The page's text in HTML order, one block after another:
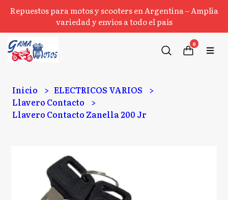
Repuestos para motos y scooters en Argentina – Amplia
variedad y envíos a todo el país
0
Inicio
ELECTRICOS VARIOS
Llavero Contacto
Llavero Contacto Zanella 200 Jr